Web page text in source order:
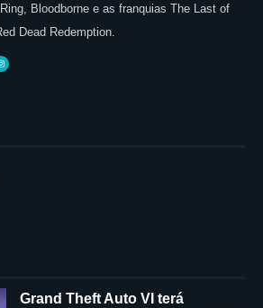
Bloodborne e as franquias The Last of
Dead Redemption.
Grand Theft Auto VI terá